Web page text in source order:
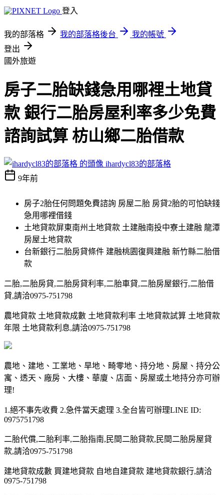
登入
我的部落格 我的部落格後台
我的帳號
登出
國外旅遊
房子二胎缺錢急用哪裡土地貸
款 銀行二胎房屋利率多少免費
諮詢試算 枋山鄉二胎借款
ihardycl83的部落格
9年前
房子2胎任何問題免費諮詢 房屋二胎 房貸2胎的可怕缺錢
急用哪裡借錢
土地貸款屏東南州土地貸款 土建融南投中寮土建融 龍潭
房屋土地貸款
台新銀行二胎房貸條件 建融桃園復興建融 新竹縣二胎借
款
二胎,二胎房貸,二胎房貸利率,二胎車貸,二胎房屋銀行,二胎借
貸,請洽0975-751798
農地貸款 土地貸款成數 土地貸款利率 土地貸款試算 土地貸款
年限 土地貸款利息,請洽0975-751798
農地、建地、工業地、旱地、畸零地、持分地、房屋、持分公
寓、透天、廠房、大樓、華廈、店面、房屋或土地持分亦可辦
理!
1.絕不事先收費 2.急件當天處理 3.全台皆可辦理LINE ID:
0975751798
二胎代償,二胎利率,二胎指南,民間二胎貸款,民間二胎房屋貸
款,請洽0975-751798
建地貸款成數 買建地貸款 自地自建貸款 建地貸款銀行,請洽
0975-751798